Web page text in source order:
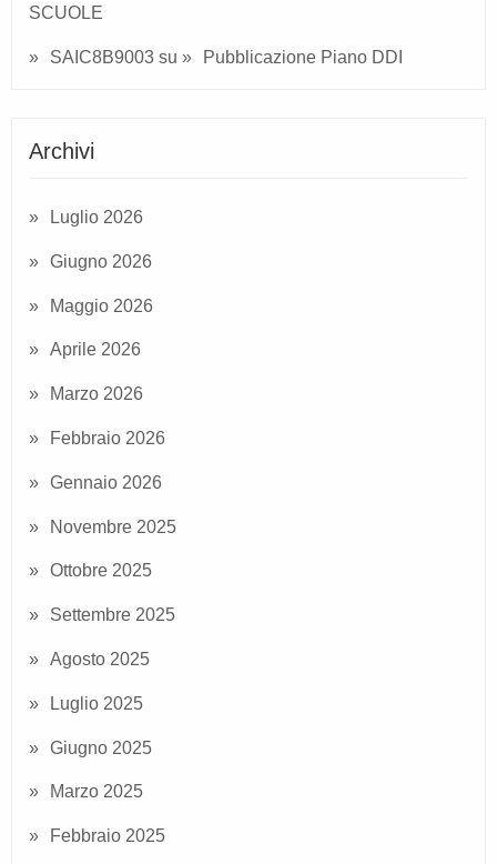
SCUOLE
SAIC8B9003 su Pubblicazione Piano DDI
Archivi
Luglio 2026
Giugno 2026
Maggio 2026
Aprile 2026
Marzo 2026
Febbraio 2026
Gennaio 2026
Novembre 2025
Ottobre 2025
Settembre 2025
Agosto 2025
Luglio 2025
Giugno 2025
Marzo 2025
Febbraio 2025